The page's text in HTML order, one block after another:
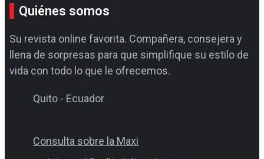
Quiénes somos
Su revista online favorita. Compañera, consejera y
llena de sorpresas para que simplifique su estilo de
vida con todo lo que le ofrecemos.
Quito - Ecuador
Consulta sobre la Maxi